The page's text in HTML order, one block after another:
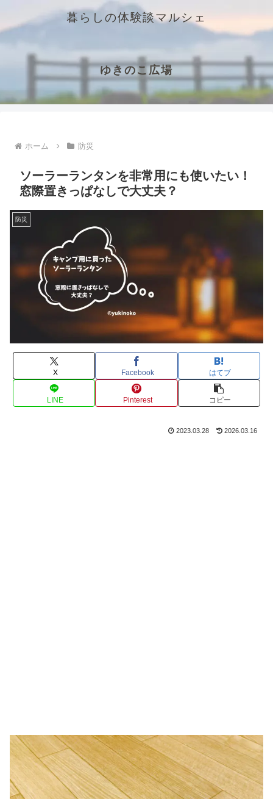
暮らしの体験談マルシェ
ゆきのこ広場
ホーム 防災
ソーラーランタンを非常用にも使いたい！
窓際置きっぱなしで大丈夫？
防災
X Facebook はてブ
LINE Pinterest コピー
2023.03.28 2026.03.16